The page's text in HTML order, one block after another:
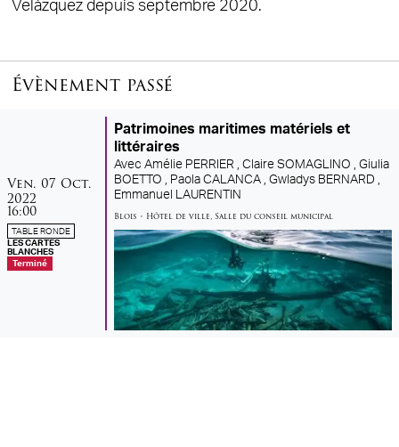
Velázquez depuis septembre 2020.
Évènement passé
vendredi
Ven. 07 octobre
Oct.
2022
16:00
TABLE RONDE
LES CARTES
BLANCHES
Terminé
Patrimoines maritimes matériels et
littéraires
Avec Amélie PERRIER , Claire SOMAGLINO , Giulia
BOETTO ,
Paola CALANCA , Gwladys BERNARD ,
Emmanuel LAURENTIN
Blois • Hôtel de ville, Salle du conseil municipal